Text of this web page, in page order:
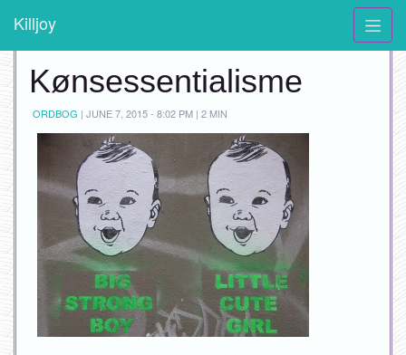
Killjoy
Kønsessentialisme
ORDBOG | JUNE 7, 2015 - 8:02 PM | 2 MIN